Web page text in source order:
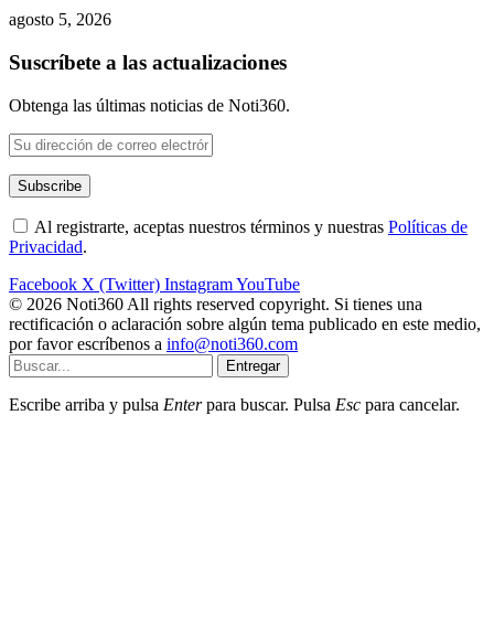
agosto 5, 2026
Suscríbete a las actualizaciones
Obtenga las últimas noticias de Noti360.
Al registrarte, aceptas nuestros términos y nuestras Políticas de
Privacidad.
Facebook X (Twitter) InstagramYouTube
© 2026 Noti360 All rights reserved copyright. Si tienes una
rectificación o aclaración sobre algún tema publicado en este medio,
por favor escríbenos a info@noti360.com
Entregar
Escribe arriba y pulsa Enterpara buscar. Pulsa Esc para cancelar.